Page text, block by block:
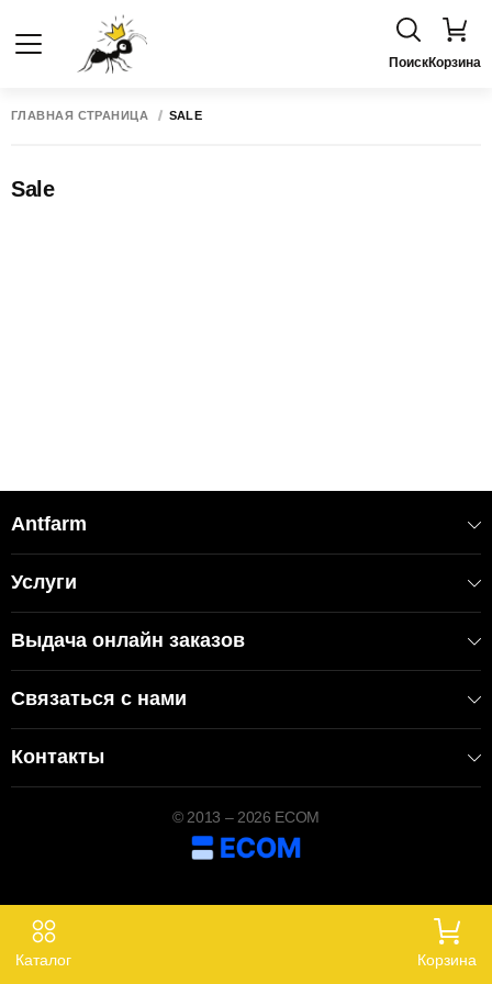
ПоискКорзина
ГЛАВНАЯ СТРАНИЦА SALE
Sale
Antfarm
Услуги
Выдача онлайн заказов
Связаться с нами
Контакты
© 2013 – 2026 ECOM
Каталог Корзина